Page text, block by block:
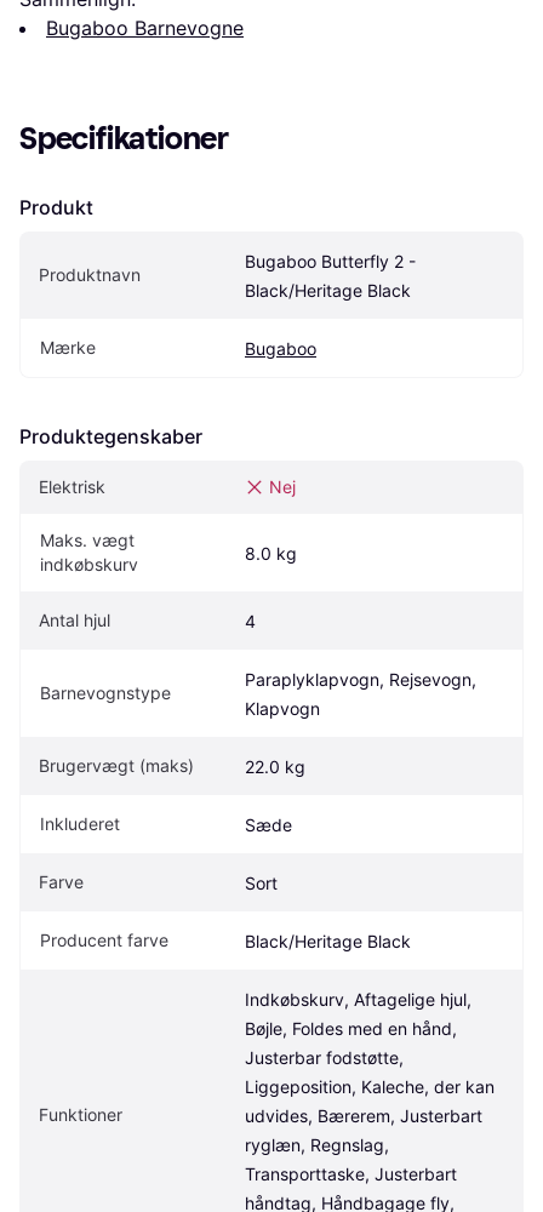
Bugaboo Barnevogne
Specifikationer
Produkt
Produktnavn
Bugaboo Butterfly 2 -
Black/Heritage Black
Mærke Bugaboo
Produktegenskaber
Elektrisk Nej
Maks. vægt
indkøbskurv
8.0 kg
Antal hjul 4
Barnevognstype
Paraplyklapvogn, Rejsevogn,
Klapvogn
Brugervægt (maks) 22.0 kg
Inkluderet Sæde
Farve Sort
Producent farve Black/Heritage Black
Funktioner
Indkøbskurv, Aftagelige hjul,
Bøjle, Foldes med en hånd,
Justerbar fodstøtte,
Liggeposition, Kaleche, der kan
udvides, Bærerem, Justerbart
ryglæn, Regnslag,
Transporttaske, Justerbart
håndtag, Håndbagage fly,